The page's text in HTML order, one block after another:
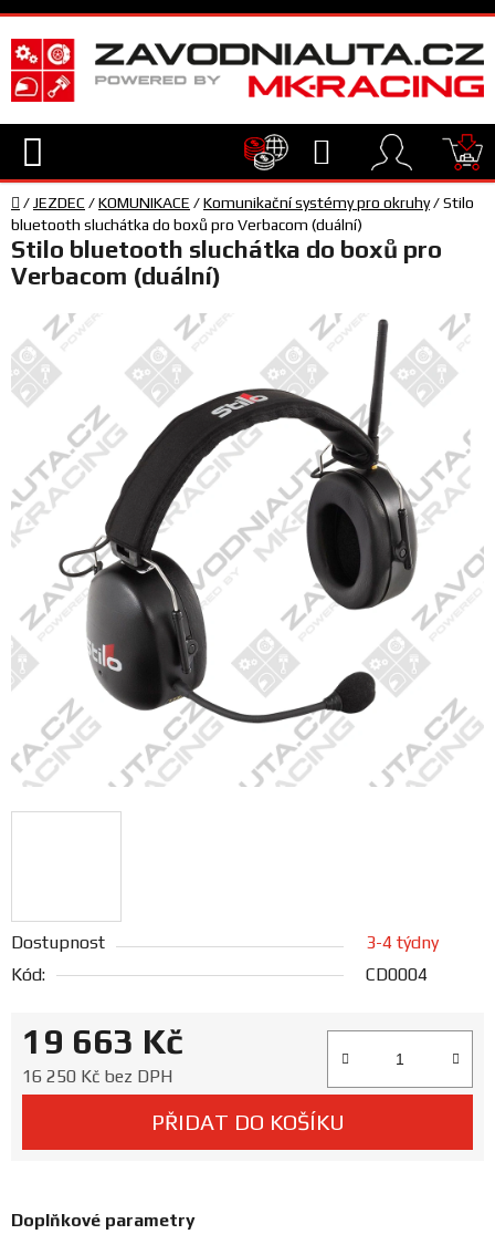
Přejít
na
obsah
Hledat
TECHNIKA
VYBAVENÍ
JEZDEC
TÝM
SERVIS
FANOUŠCI
Profil
firmy
Obchodní
podmínky
Doprava
a
katalogy
Domů
/ JEZDEC /KOMUNIKACE /Komunikační systémy pro okruhy/Stilo
bluetooth sluchátka do boxů pro Verbacom (duální)
Dostupnost
3-4 týdny
Kód:
CD0004
19 663 Kč
16 250 Kč bez DPH
PŘIDAT DO KOŠÍKU
Doplňkové parametry
Stilo bluetooth sluchátka do boxů pro
Verbacom (duální)